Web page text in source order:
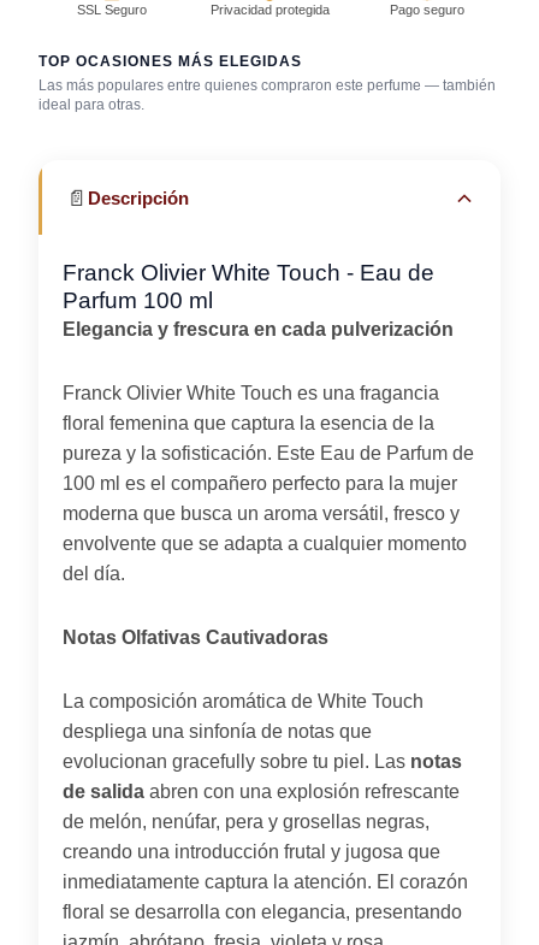
SSL Seguro Privacidad protegida Pago seguro
TOP OCASIONES MÁS ELEGIDAS
Las más populares entre quienes compraron este perfume — también
ideal para otras.
Día caluroso /
clima cálido
📄 Descripción
Franck Olivier White Touch - Eau de
Parfum 100 ml
Elegancia y frescura en cada pulverización
Franck Olivier White Touch es una fragancia
floral femenina que captura la esencia de la
pureza y la sofisticación. Este Eau de Parfum de
100 ml es el compañero perfecto para la mujer
moderna que busca un aroma versátil, fresco y
envolvente que se adapta a cualquier momento
del día.
Notas Olfativas Cautivadoras
La composición aromática de White Touch
despliega una sinfonía de notas que
evolucionan gracefully sobre tu piel. Las notas
de salida abren con una explosión refrescante
de melón, nenúfar, pera y grosellas negras,
creando una introducción frutal y jugosa que
inmediatamente captura la atención. El corazón
floral se desarrolla con elegancia, presentando